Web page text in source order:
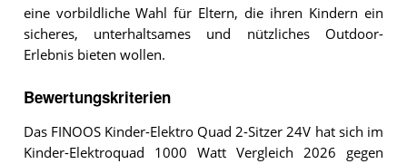
eine vorbildliche Wahl für Eltern, die ihren Kindern ein
sicheres, unterhaltsames und nützliches Outdoor-
Erlebnis bieten wollen.
Bewertungskriterien
Das FINOOS Kinder-Elektro Quad 2-Sitzer 24V hat sich im
Kinder-Elektroquad 1000 Watt Vergleich 2026 gegen